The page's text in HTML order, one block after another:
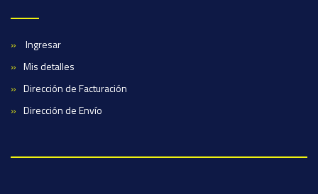
Ingresar
Mis detalles
Dirección de Facturación
Dirección de Envío